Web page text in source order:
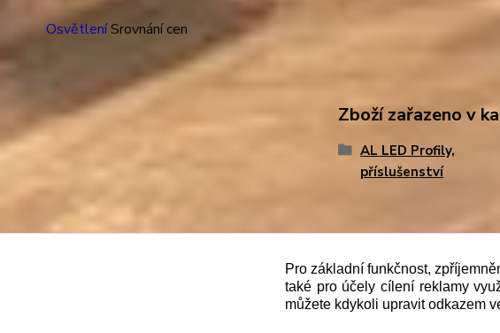
OsvětleníSrovnání cen
Zboží zařazeno v
AL LED Profily,
příslušenství
zákona č. 112/mmmmm2016 Sb. o evidenci tržeb je
správce daně online; v případě technického výpadku pak
Pro základní funkčnost,
také pro účely cílení reklamy
můžete kdykoli upravit odkazem